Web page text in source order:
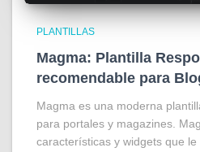
PLANTILLAS
Magma: Plantilla
recomendable para
Magma es una moderna
para portales y magazines.
características y widgets que